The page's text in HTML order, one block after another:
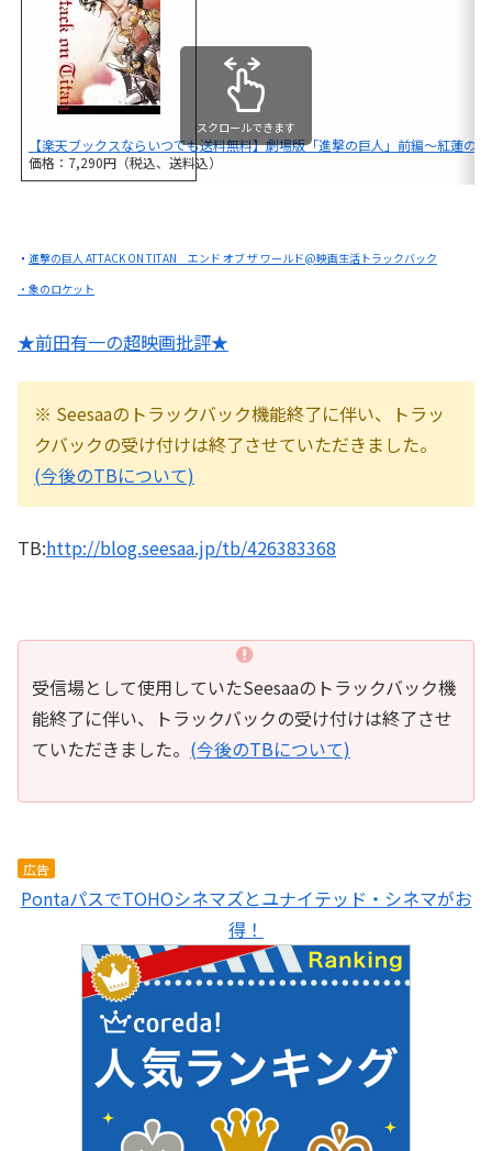
【楽天ブックスならいつでも送料無料】劇場版「進撃の巨人」前編〜紅蓮の
価格：7,290円（税込、送料込）
スクロールできます
・ 進撃の巨人 ATTACK ON TITAN エンド オブ ザ ワールド@映画生活トラックバック
・象のロケット
★前田有一の超映画批評★
※ Seesaaのトラックバック機能終了に伴い、トラッ
クバックの受け付けは終了させていただきました。
(今後のTBについて)
TB:http://blog.seesaa.jp/tb/426383368
受信場として使用していたSeesaaのトラックバック機
能終了に伴い、トラックバックの受け付けは終了させ
ていただきました。 (今後のTBについて)
広告
PontaパスでTOHOシネマズとユナイテッド・シネマがお
得！